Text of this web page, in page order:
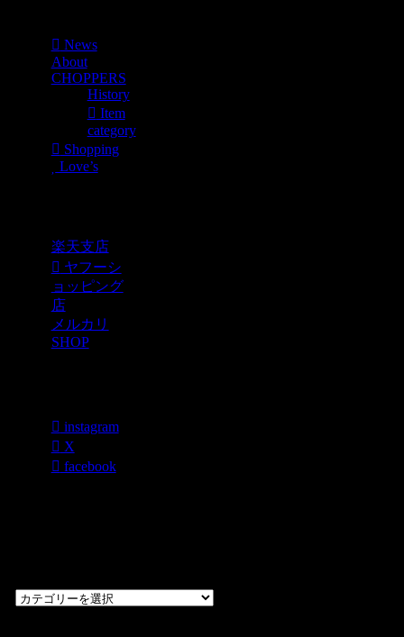
News
About
CHOPPERS
History
Item
category
Shopping
Love’s
楽天支店
ヤフーシ
ョッピング
店
メルカリ
SHOP
instagram
X
facebook
過